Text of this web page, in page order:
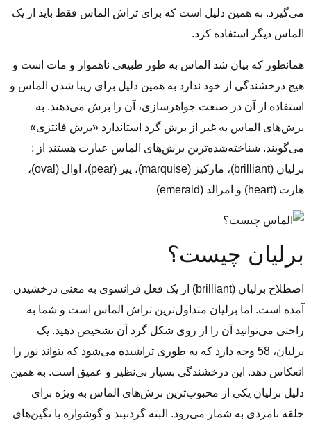
می‌گیرد. به همین دلیل است که برای تراش الماس فقط باید از یک
الماس دیگر استفاده کرد.
همانطور که بیان شد الماس به‌ طور طبیعی ناهموار و مات است و
هیچ درخشندگی از خود ندارد به همین دلیل برای زیبا شدن الماس و
استفاده از آن در صنعت جواهرسازی، آن را برش می‌دهند. به
برش‌های الماس به ‌غیر از برش گرد استاندارد «برش فانتزی»
می‌گویند. شناخته‌شده‌ترین برش‌های الماس عبارت هستند از :
برلیان (brilliant)، مارکیز (marquise)، پیر (pear)، اوال (oval)،
هارت (heart) و امرالد (emerald)
برلیان چیست؟
اصطلاح برلیان (brilliant) از یک فعل فرانسوی به معنی درخشیدن
آمده است. اما برلیان متداول‌ترین تراش الماس است و شما به
‌راحتی می‌توانید آن را از روی شکل گرد آن تشخیص دهید. یک
برلیان، 58 وجه دارد که به ‌طوری تراشیده می‌شود که بتواند نور را
انعکاس دهد. این درخشندگی بسیار بی‌نظیر و عمیق است. به همین
دلیل برلیان یکی از محبوب‌ترین برش‌های الماس به ‌ویژه برای
حلقه نامزدی به شمار می‌رود. البته گردنبند و گوشواره با نگین‌های